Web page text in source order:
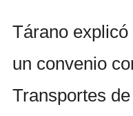
Tárano
un convenio
Transportes